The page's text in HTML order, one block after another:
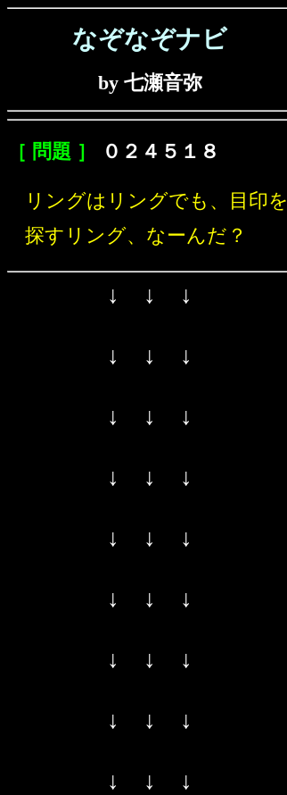
なぞなぞナビ
by 七瀬音弥
［ 問題 ］ ０２４５１８
リングはリングでも、目印を
探すリング、なーんだ？
↓ ↓ ↓
↓ ↓ ↓
↓ ↓ ↓
↓ ↓ ↓
↓ ↓ ↓
↓ ↓ ↓
↓ ↓ ↓
↓ ↓ ↓
↓ ↓ ↓